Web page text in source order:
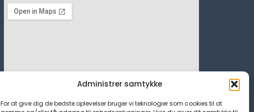
Administrer samtykke
For at give dig de bedste oplevelser bruger vi teknologier som cookies til at